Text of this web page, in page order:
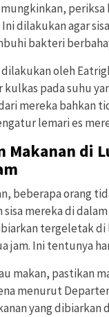
periksa
dilakukan agar
bakteri
oleh
kulkas pada suhu
mereka bahkan
lemari es
Makanan di
beberapa orang
mereka di
tergeletak di
jam. Ini tentunya
makan, pastikan
menurut
yang dibiarkan